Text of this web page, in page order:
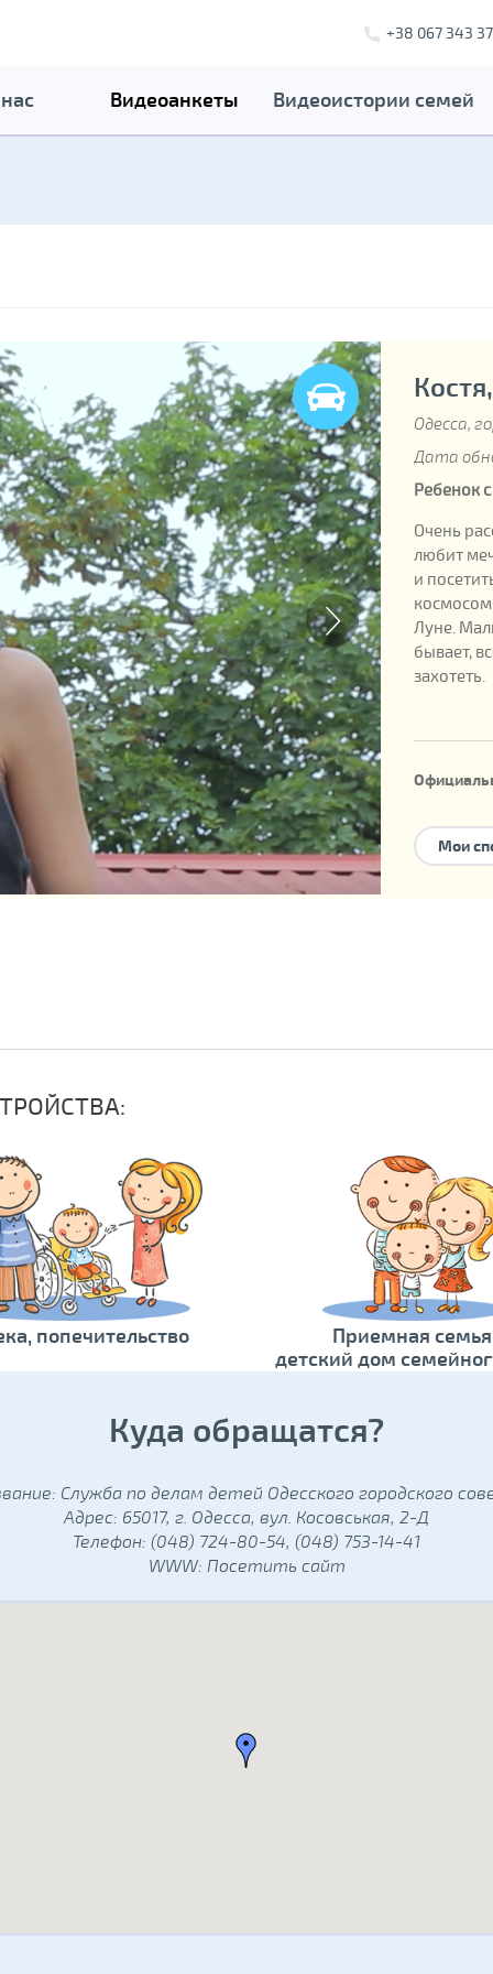
+38 067 343
Видеоанкеты Видеоистории семей
Одесса,
Дата
Ребенок
Очень
любит
и
Луне.
бывает,
захотеть.
Номер
Мои
попечительство
Приемная
детский дом
Куда обращатся?
Служба по делам детей Одесского городского
Адрес: 65017, г. Одесса, вул. Косовськая, 2-Д
Телефон: (048) 724-80-54, (048) 753-14-41
WWW: Посетить сайт